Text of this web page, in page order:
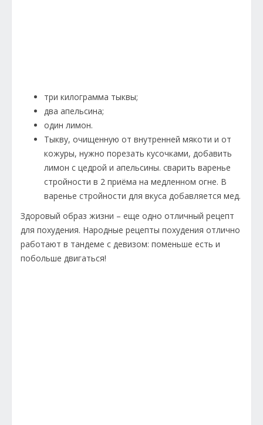
три килограмма тыквы;
два апельсина;
один лимон.
Тыкву, очищенную от внутренней мякоти и от
кожуры, нужно порезать кусочками, добавить
лимон с цедрой и апельсины. сварить варенье
стройности в 2 приёма на медленном огне. В
варенье стройности для вкуса добавляется мед.
Здоровый образ жизни – еще одно отличный рецепт
для похудения. Народные рецепты похудения отлично
работают в тандеме с девизом: поменьше есть и
побольше двигаться!